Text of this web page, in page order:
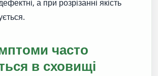
а при розрізанні якість
часто
в сховищі